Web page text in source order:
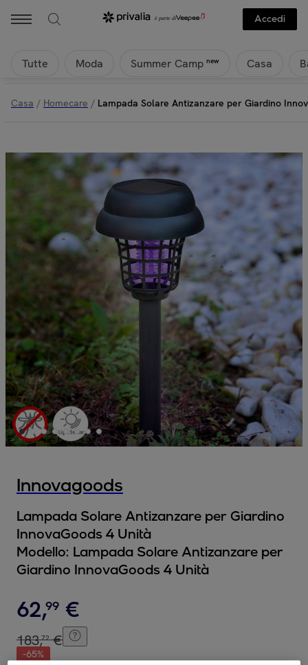
Accedi
Tutte Moda Summer Camp new Casa
Casa / Homecare / Lampada Solare Antizanzare per Giardino
Innovagoods
Lampada Solare Antizanzare per Giardino
InnovaGoods 4 Unità
Modello: Lampada Solare Antizanzare per
Giardino InnovaGoods 4 Unità
62,99 €
183,72 €
-65%